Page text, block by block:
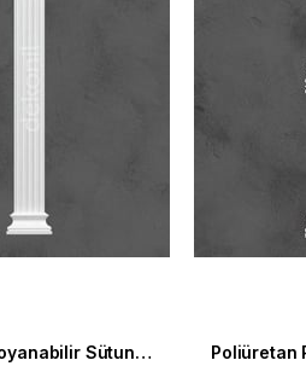
Poliüretan Plaster Boyanabilir Sütun Takım 30cm